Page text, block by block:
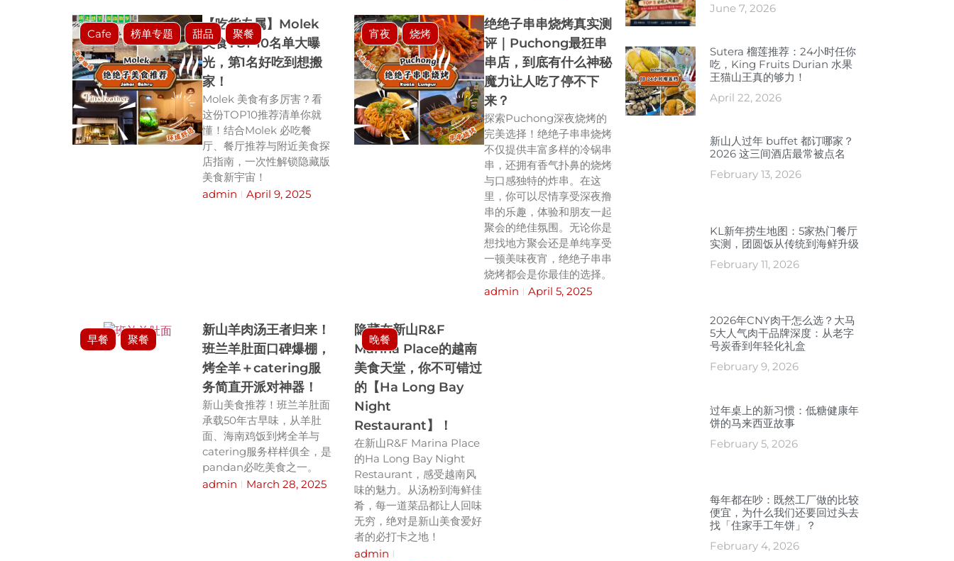
【吃货专属】Molek
美食TOP10名单大曝
光，第1名好吃到想搬
家！
Molek 美食有多厉害？看
这份TOP10推荐清单你就
懂！结合Molek 必吃餐
厅、餐厅推荐与附近美食探
店指南，一次性解锁隐藏版
美食新宇宙！
admin
April 9, 2025
Cafe 榜单专题 甜品 聚餐
绝绝子串串烧烤真实测
评｜Puchong最狂串
串店，到底有什么神秘
魔力让人吃了停不下
来？
探索Puchong深夜烧烤的
完美选择！绝绝子串串烧烤
不仅提供丰富多样的冷锅串
串，还拥有香气扑鼻的烧烤
与口感独特的炸串。在这
里，你可以尽情享受深夜撸
串的乐趣，体验和朋友一起
聚会的绝佳氛围。无论你是
想找地方聚会还是单纯享受
一顿美味夜宵，绝绝子串串
烧烤都会是你最佳的选择。
admin
April 5, 2025
宵夜 烧烤
新山羊肉汤王者归来！
班兰羊肚面口碑爆棚，
烤全羊＋catering服
务简直开派对神器！
新山美食推荐！班兰羊肚面
承载50年古早味，从羊肚
面、海南鸡饭到烤全羊与
catering服务样样俱全，是
pandan必吃美食之一。
admin
March 28, 2025
早餐 聚餐
隐藏在新山R&F
Marina Place的越南
美食天堂，你不可错过
的【Ha Long Bay
Night
Restaurant】！
在新山R&F Marina Place
的Ha Long Bay Night
Restaurant，感受越南风
味的魅力。从汤粉到海鲜佳
肴，每一道菜品都让人回味
无穷，绝对是新山美食爱好
者的必打卡之地！
admin
晚餐
June 7, 2026
Sutera 榴莲推荐：24小时任你
吃，King Fruits Durian 水果
王猫山王真的够力！
April 22, 2026
新山人过年 buffet 都订哪家？
2026 这三间酒店最常被点名
February 13, 2026
KL新年捞生地图：5家热门餐厅
实测，团圆饭从传统到海鲜升级
February 11, 2026
2026年CNY肉干怎么选？大马
5大人气肉干品牌深度：从老字
号炭香到年轻化礼盒
February 9, 2026
过年桌上的新习惯：低糖健康年
饼的马来西亚故事
February 5, 2026
每年都在吵：既然工厂做的比较
便宜，为什么我们还要回过头去
找「住家手工年饼」？
February 4, 2026